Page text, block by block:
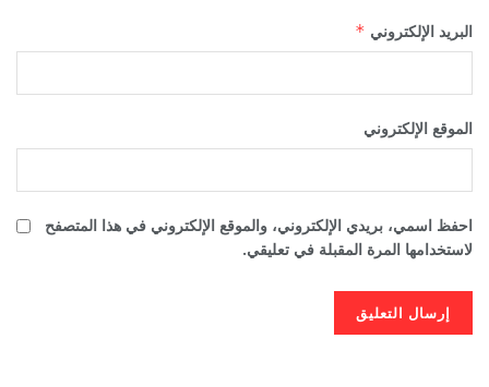
البريد الإلكتروني *
الموقع الإلكتروني
احفظ اسمي، بريدي الإلكتروني، والموقع الإلكتروني في هذا المتصفح
لاستخدامها المرة المقبلة في تعليقي.